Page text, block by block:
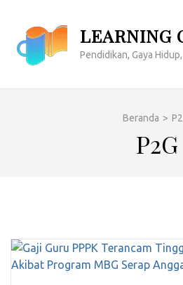
konten
(Tekan
LEARNING
Pendidikan, Gaya
Beranda >
P2G